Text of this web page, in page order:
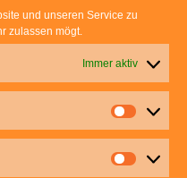
und unseren Service zu
zulassen mögt.
Immer aktiv
zu uns:
Silke Rommel